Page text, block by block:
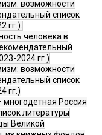
возможности
список
гг.).
человека в
2024 гг.)
возможности
список
гг.)
Россия
литературы
Великой